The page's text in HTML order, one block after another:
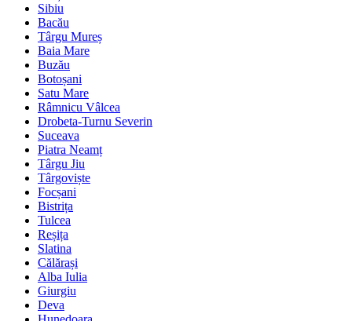
Sibiu
Bacău
Târgu Mureș
Baia Mare
Buzău
Botoșani
Satu Mare
Râmnicu Vâlcea
Drobeta-Turnu Severin
Suceava
Piatra Neamț
Târgu Jiu
Târgoviște
Focșani
Bistrița
Tulcea
Reșița
Slatina
Călărași
Alba Iulia
Giurgiu
Deva